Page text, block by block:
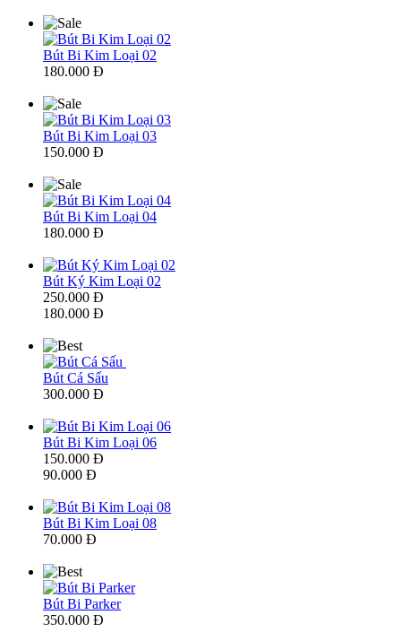
Bút Bi Kim Loại 02
180.000 Đ
Bút Bi Kim Loại 03
150.000 Đ
Bút Bi Kim Loại 04
180.000 Đ
Bút Ký Kim Loại 02
250.000 Đ
180.000 Đ
Bút Cá Sấu
300.000 Đ
Bút Bi Kim Loại 06
150.000 Đ
90.000 Đ
Bút Bi Kim Loại 08
70.000 Đ
Bút Bi Parker
350.000 Đ